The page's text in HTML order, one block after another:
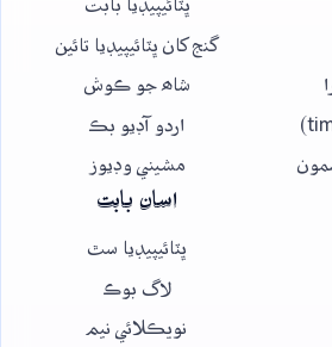
ڀٽائيپيڊيا بابت
گنج کان ڀٽائيپيڊيا تائين
شاھ جو ڪوش
اردو آڊيو بڪ
مشيني وڊيوز
اسان بابت
ڀٽائيپيڊيا سٿ
لاگ بوڪ
نويڪلائي نيم